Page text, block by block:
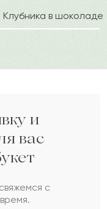
2023-07-21
2023-07-16
2023-06-13
2023-03-19
Клубника в шоколаде
и
вас
с